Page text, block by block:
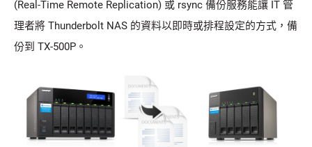
(Real-Time Remote Replication) 或 rsync 備份服務能讓 IT 管
理者將 Thunderbolt NAS 的資料以即時或排程設定的方式，備
份到 TX-500P。